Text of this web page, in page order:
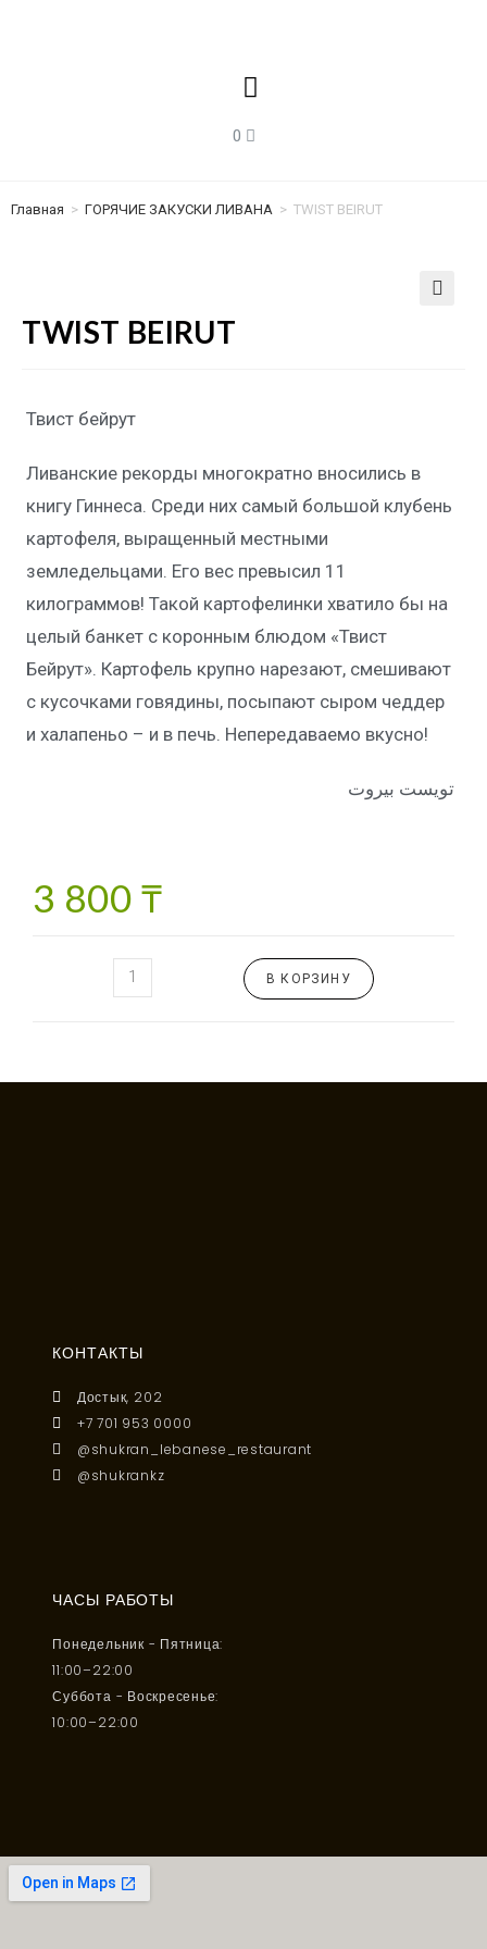
Главная > ГОРЯЧИЕ ЗАКУСКИ ЛИВАНА > TWIST BEIRUT
TWIST BEIRUT
Твист бейрут
Ливанские рекорды многократно вносились в
книгу Гиннеса. Среди них самый большой клубень
картофеля, выращенный местными
земледельцами. Его вес превысил 11
килограммов! Такой картофелинки хватило бы на
целый банкет с коронным блюдом «Твист
Бейрут». Картофель крупно нарезают, смешивают
с кусочками говядины, посыпают сыром чеддер
и халапеньо – и в печь. Непередаваемо вкусно!
تویست بیروت
3 800 ₸
В КОРЗИНУ
КОНТАКТЫ
Достык, 202
+7 701 953 0000
@shukran_lebanese_restaurant
@shukrankz
ЧАСЫ РАБОТЫ
Понедельник - Пятница:
11:00–22:00
Суббота - Воскресенье:
10:00–22:00